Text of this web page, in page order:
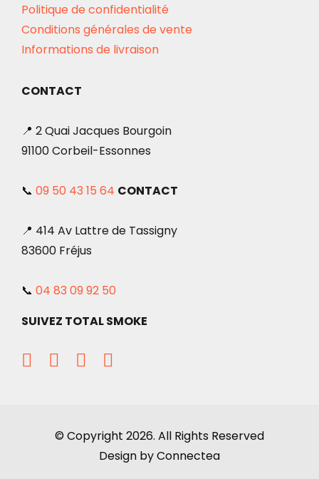
Politique de confidentialité
Conditions générales de vente
Informations de livraison
CONTACT
📍 2 Quai Jacques Bourgoin
91100 Corbeil-Essonnes
📞 09 50 43 15 64 CONTACT
📍 414 Av Lattre de Tassigny
83600 Fréjus
📞 04 83 09 92 50
SUIVEZ TOTAL SMOKE
© Copyright 2026. All Rights Reserved
Design by Connectea